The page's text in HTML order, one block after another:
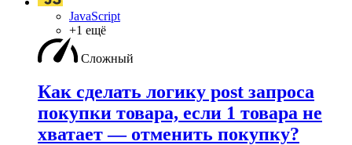
JavaScript
+1 ещё
Сложный
Как сделать логику post запроса
покупки товара, если 1 товара не
хватает — отменить покупку?